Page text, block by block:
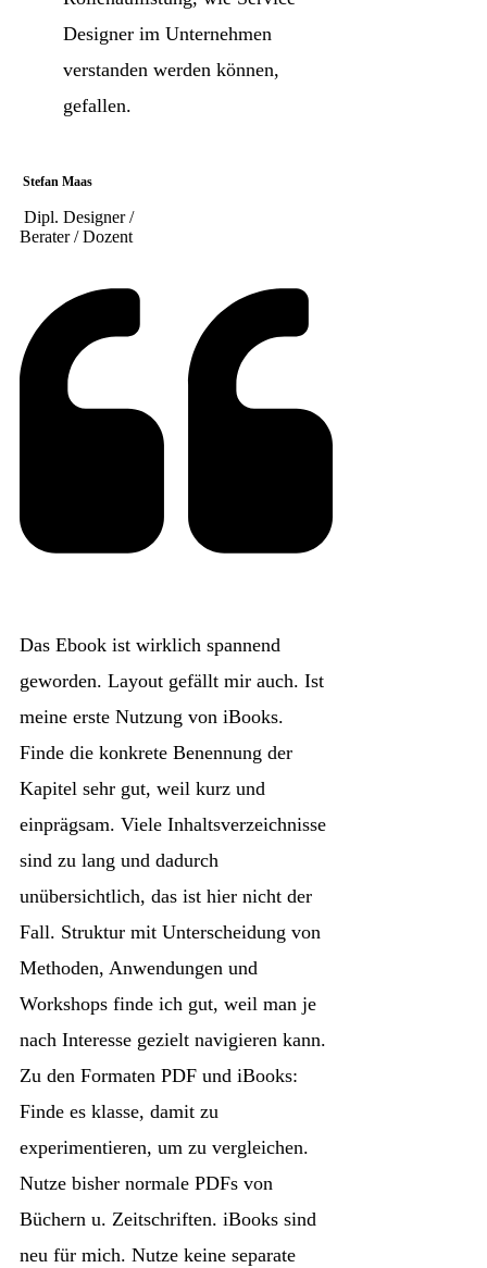
Designer im Unternehmen
verstanden werden können,
gefallen.
Stefan Maas
Dipl. Designer /
Berater / Dozent
Das Ebook ist wirklich spannend
geworden. Layout gefällt mir auch. Ist
meine erste Nutzung von iBooks.
Finde die konkrete Benennung der
Kapitel sehr gut, weil kurz und
einprägsam. Viele Inhaltsverzeichnisse
sind zu lang und dadurch
unübersichtlich, das ist hier nicht der
Fall. Struktur mit Unterscheidung von
Methoden, Anwendungen und
Workshops finde ich gut, weil man je
nach Interesse gezielt navigieren kann.
Zu den Formaten PDF und iBooks:
Finde es klasse, damit zu
experimentieren, um zu vergleichen.
Nutze bisher normale PDFs von
Büchern u. Zeitschriften. iBooks sind
neu für mich. Nutze keine separate